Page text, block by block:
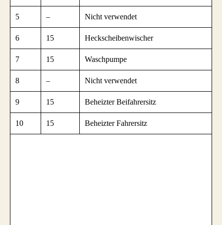
5 – Nicht verwendet
6 15 Heckscheibenwischer
7 15 Waschpumpe
8 – Nicht verwendet
9 15 Beheizter Beifahrersitz
10 15 Beheizter Fahrersitz